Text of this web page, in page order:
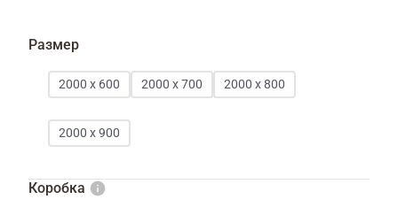
Размер
2000 х 600 2000 х 700 2000 х 800
2000 х 900
Коробка